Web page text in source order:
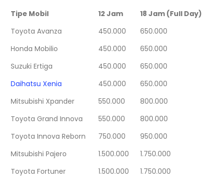
Tipe Mobil 12 Jam
18 Jam (Full Day)
Toyota Avanza
450.000
650.000
Honda Mobilio
450.000
650.000
Suzuki Ertiga
450.000
650.000
Daihatsu Xenia
450.000
650.000
Mitsubishi Xpander
550.000
800.000
Toyota Grand Innova
550.000
800.000
Toyota Innova Reborn
750.000
950.000
Mitsubishi Pajero
1.500.000
1.750.000
Toyota Fortuner
1.500.000
1.750.000